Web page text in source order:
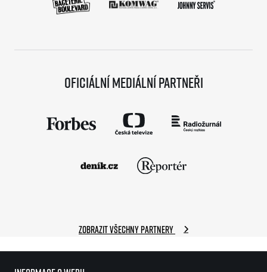
Oficiální mediální partneři
Zobrazit všechny partnery